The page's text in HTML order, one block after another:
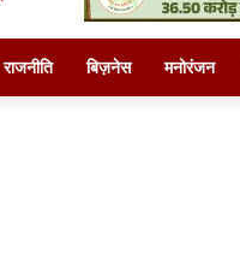
राजनीति बिज़नेस मनोरंजन